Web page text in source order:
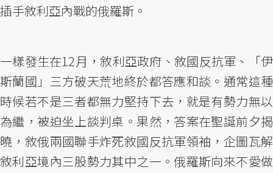
插手敘利亞內戰的俄羅斯。
一樣發生在12月，敘利亞政府、敘國反抗軍、「伊
斯蘭國」三方破天荒地終於都答應和談。通常這種
時候若不是三者都無力堅持下去，就是有勢力無以
為繼，被迫坐上談判桌。果然，答案在聖誕前夕揭
曉，敘俄兩國聯手炸死敘國反抗軍領袖，企圖瓦解
敘利亞境內三股勢力其中之一。俄羅斯向來不愛做